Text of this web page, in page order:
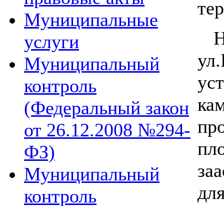
Муниципальные
услуги
Муниципальный
контроль
(Федеральный закон
от 26.12.2008 №294-
ФЗ)
Муниципальный
контроль